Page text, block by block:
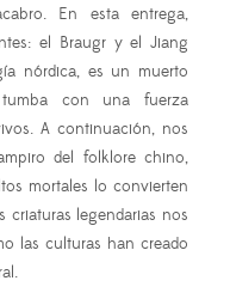
En esta entrega,
el Braugr y el Jiang
nórdica, es un muerto
con una fuerza
A continuación, nos
del folklore chino,
mortales lo convierten
criaturas legendarias nos
las culturas han creado